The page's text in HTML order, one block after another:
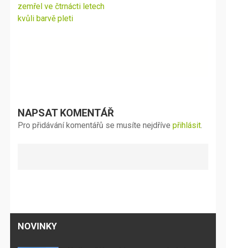
pro
příspěvek
zemřel ve čtrnácti letech
kvůli barvě pleti
NAPSAT KOMENTÁŘ
Pro přidávání komentářů se musíte nejdříve přihlásit
NOVINKY